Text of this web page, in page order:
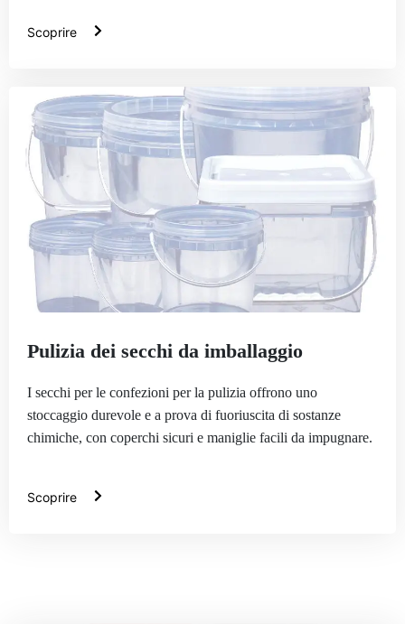
Scoprire
Pulizia dei secchi da imballaggio
I secchi per le confezioni per la pulizia offrono uno
stoccaggio durevole e a prova di fuoriuscita di sostanze
chimiche, con coperchi sicuri e maniglie facili da impugnare.
Scoprire